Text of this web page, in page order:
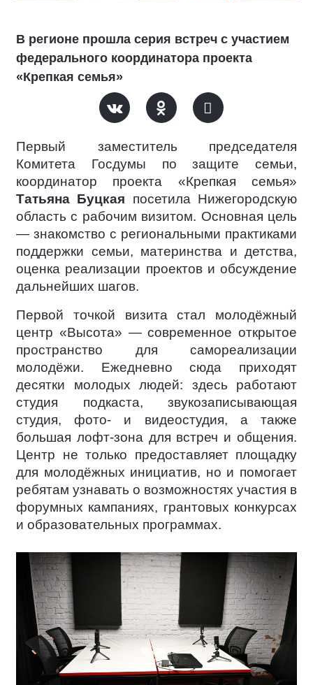
В регионе прошла серия встреч с участием
федерального координатора проекта
«Крепкая семья»
Первый заместитель председателя
Комитета Госдумы по защите семьи,
координатор проекта «Крепкая семья»
Татьяна Буцкая посетила Нижегородскую
область с рабочим визитом. Основная цель
— знакомство с региональными практиками
поддержки семьи, материнства и детства,
оценка реализации проектов и обсуждение
дальнейших шагов.
Первой точкой визита стал молодёжный
центр «Высота» — современное открытое
пространство для самореализации
молодёжи. Ежедневно сюда приходят
десятки молодых людей: здесь работают
студия подкаста, звукозаписывающая
студия, фото- и видеостудия, а также
большая лофт-зона для встреч и общения.
Центр не только предоставляет площадку
для молодёжных инициатив, но и помогает
ребятам узнавать о возможностях участия в
форумных кампаниях, грантовых конкурсах
и образовательных программах.